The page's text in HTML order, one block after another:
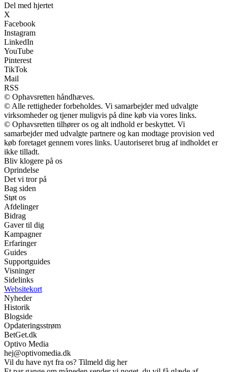
Del med hjertet
X
Facebook
Instagram
LinkedIn
YouTube
Pinterest
TikTok
Mail
RSS
© Ophavsretten håndhæves.
© Alle rettigheder forbeholdes. Vi samarbejder med udvalgte
virksomheder og tjener muligvis på dine køb via vores links.
© Ophavsretten tilhører os og alt indhold er beskyttet. Vi
samarbejder med udvalgte partnere og kan modtage provision ved
køb foretaget gennem vores links. Uautoriseret brug af indholdet er
ikke tilladt.
Bliv klogere på os
Oprindelse
Det vi tror på
Bag siden
Støt os
Afdelinger
Bidrag
Gaver til dig
Kampagner
Erfaringer
Guides
Supportguides
Visninger
Sidelinks
Websitekort
Nyheder
Historik
Blogside
Opdateringsstrøm
BetGet.dk
Optivo Media
hej@optivomedia.dk
Vil du have nyt fra os? Tilmeld dig her